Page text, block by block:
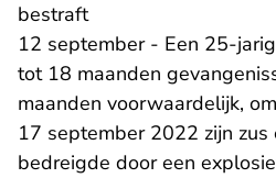
bestraft
12 september - Een 25-
tot 18 maanden
maanden voorwaardelijk,
17 september 2022 zijn zus
bedreigde door een